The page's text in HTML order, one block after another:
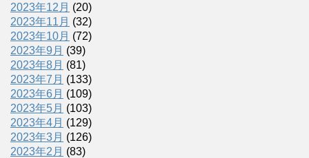
2023年12月 (20)
2023年11月 (32)
2023年10月 (72)
2023年9月 (39)
2023年8月 (81)
2023年7月 (133)
2023年6月 (109)
2023年5月 (103)
2023年4月 (129)
2023年3月 (126)
2023年2月 (83)